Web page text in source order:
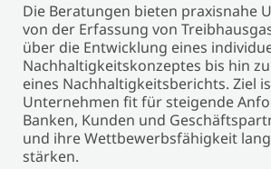
Die Beratungen bieten praxisnahe
von der Erfassung von
über die Entwicklung eines
Nachhaltigkeitskonzeptes bis hin
eines Nachhaltigkeitsberichts. Ziel
Unternehmen fit für steigende
Banken, Kunden und
und ihre Wettbewerbsfähigkeit
stärken.